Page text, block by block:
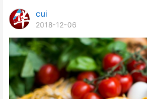
cui
2018-12-06
第六届意大利美食文化节
末举行